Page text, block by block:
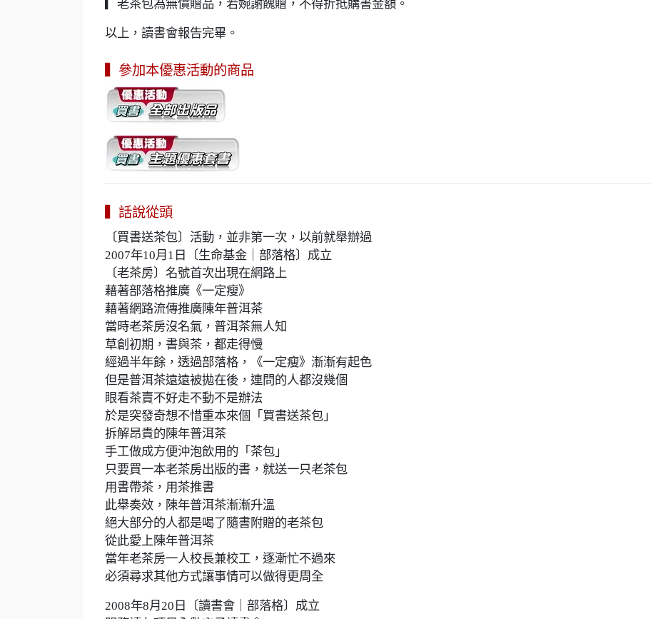
▎老茶包為無償贈品，若婉謝餽贈，不得折抵購書金額。
以上，讀書會報告完畢。
▍參加本優惠活動的商品
▍話說從頭
〔買書送茶包〕活動，並非第一次，以前就舉辦過
2007年10月1日〔生命基金｜部落格〕成立
〔老茶房〕名號首次出現在網路上
藉著部落格推廣《一定瘦》
藉著網路流傳推廣陳年普洱茶
當時老茶房沒名氣，普洱茶無人知
草創初期，書與茶，都走得慢
經過半年餘，透過部落格，《一定瘦》漸漸有起色
但是普洱茶遠遠被拋在後，連問的人都沒幾個
眼看茶賣不好走不動不是辦法
於是突發奇想不惜重本來個「買書送茶包」
拆解昂貴的陳年普洱茶
手工做成方便沖泡飲用的「茶包」
只要買一本老茶房出版的書，就送一只老茶包
用書帶茶，用茶推書
此舉奏效，陳年普洱茶漸漸升溫
絕大部分的人都是喝了隨書附贈的老茶包
從此愛上陳年普洱茶
當年老茶房一人校長兼校工，逐漸忙不過來
必須尋求其他方式讓事情可以做得更周全
2008年8月20日〔讀書會｜部落格〕成立